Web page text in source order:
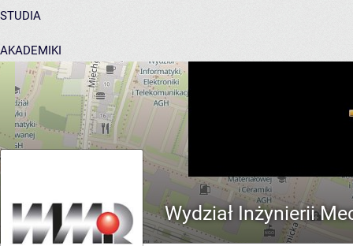
STUDIA
AKADEMIKI
POMOC
Wydział Inżynierii